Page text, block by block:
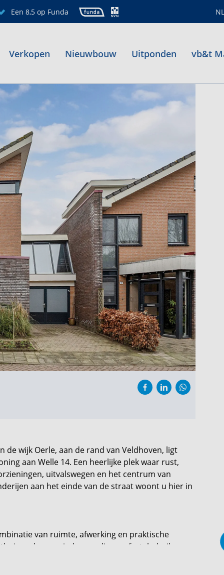
Een 8,5 op Funda NL
Verkopen Nieuwbouw Uitponden vb&t
wijk Oerle, aan de rand van Veldhoven, ligt
aan Welle 14. Een heerlijke plek waar rust,
uitvalswegen en het centrum van
aan het einde van de straat woont u hier in
van ruimte, afwerking en praktische
en iedereen die comfortabel wil